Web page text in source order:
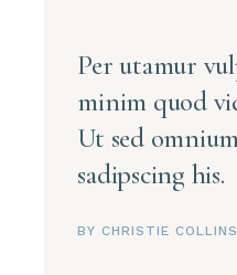
Per utamur
minim quod
Ut sed
sadipscing his.
BY CHRISTIE COLLINS